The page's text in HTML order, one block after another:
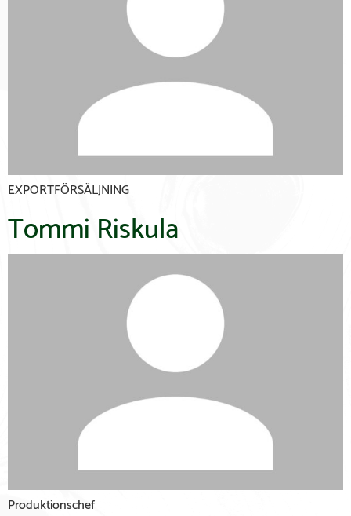
EXPORTFÖRSÄLJNING
Tommi Riskula
Produktionschef